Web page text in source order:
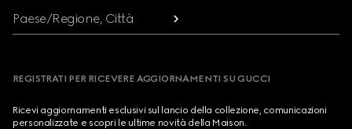
Paese/Regione, Città
REGISTRATI PER RICEVERE AGGIORNAMENTI SU GUCCI
Ricevi aggiornamenti esclusivi sul lancio della collezione, comunicazioni
personalizzate e scopri le ultime novità della Maison.